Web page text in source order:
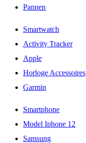
Pannen
Smartwatch
Activity Tracker
Apple
Horloge Accessoires
Garmin
Smartphone
Model Iphone 12
Samsung